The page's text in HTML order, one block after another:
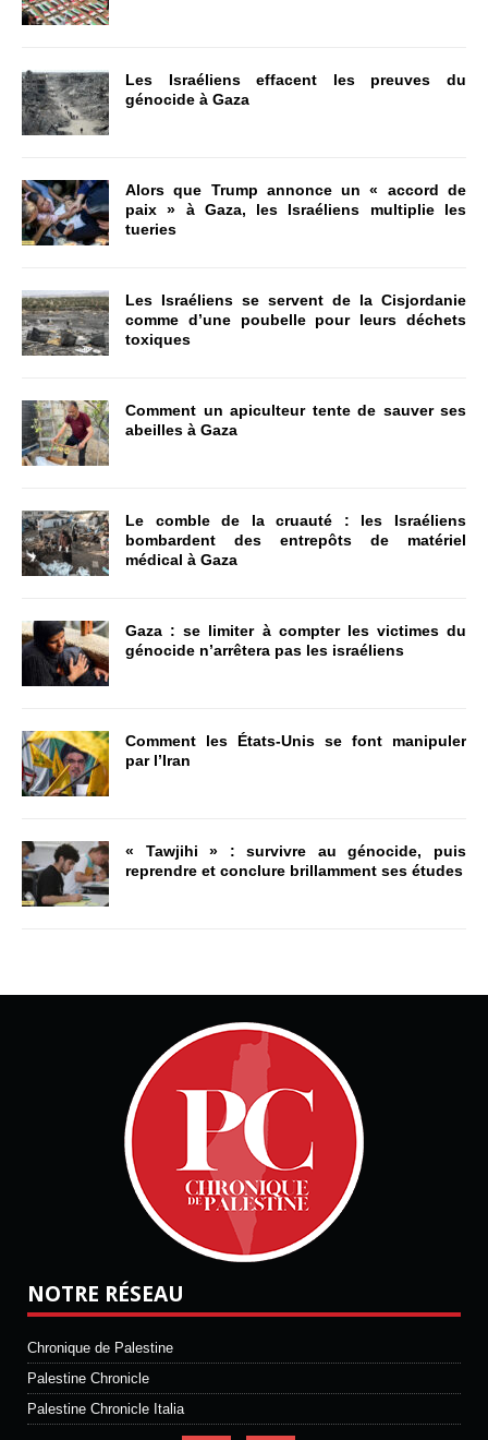
Les Israéliens effacent les preuves du
génocide à Gaza
Alors que Trump annonce un « accord de
paix » à Gaza, les Israéliens multiplie les
tueries
Les Israéliens se servent de la Cisjordanie
comme d’une poubelle pour leurs déchets
toxiques
Comment un apiculteur tente de sauver ses
abeilles à Gaza
Le comble de la cruauté : les Israéliens
bombardent des entrepôts de matériel
médical à Gaza
Gaza : se limiter à compter les victimes du
génocide n’arrêtera pas les israéliens
Comment les États-Unis se font manipuler
par l’Iran
« Tawjihi » : survivre au génocide, puis
reprendre et conclure brillamment ses études
NOTRE RÉSEAU
Chronique de Palestine
Palestine Chronicle
Palestine Chronicle Italia